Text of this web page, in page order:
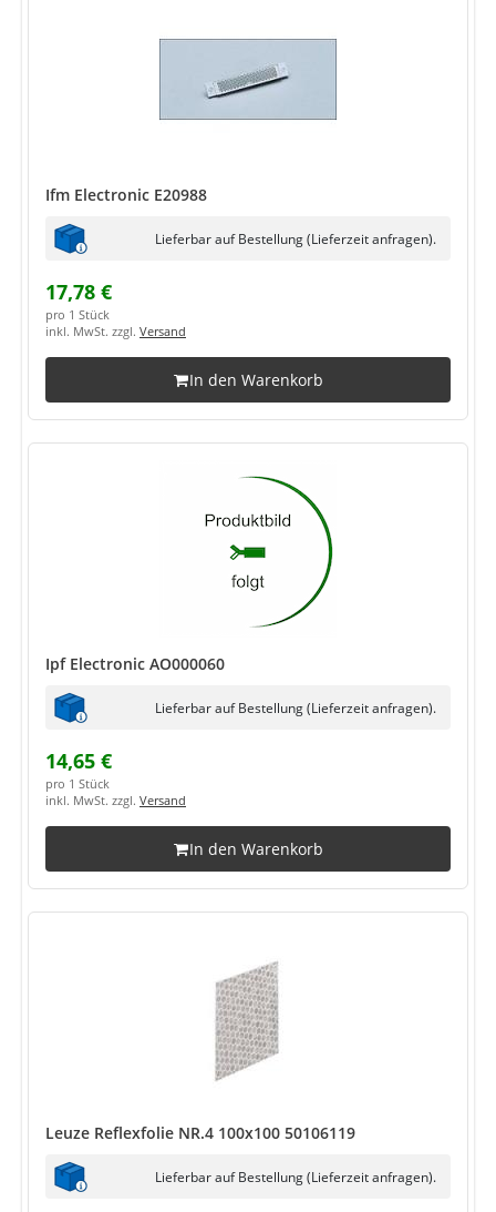
Ifm Electronic E20988
Lieferbar auf Bestellung (Lieferzeit anfragen).
17,78 €
pro 1 Stück
inkl. MwSt. zzgl. Versand
In den Warenkorb
Ipf Electronic AO000060
Lieferbar auf Bestellung (Lieferzeit anfragen).
14,65 €
pro 1 Stück
inkl. MwSt. zzgl. Versand
In den Warenkorb
Leuze Reflexfolie NR.4 100x100 50106119
Lieferbar auf Bestellung (Lieferzeit anfragen).